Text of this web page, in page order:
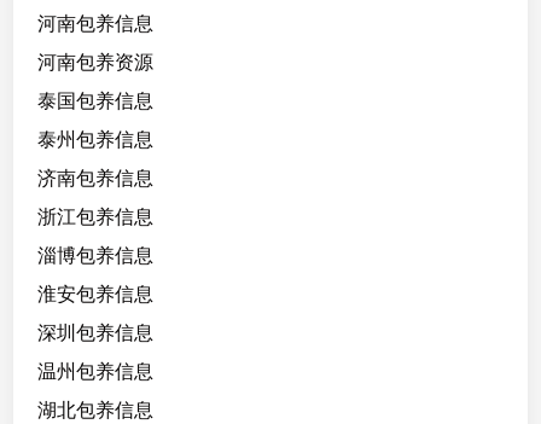
河南包养信息
河南包养资源
泰国包养信息
泰州包养信息
济南包养信息
浙江包养信息
淄博包养信息
淮安包养信息
深圳包养信息
温州包养信息
湖北包养信息